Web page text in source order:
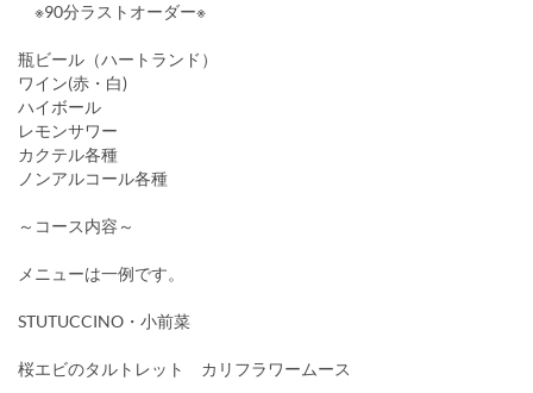
※90分ラストオーダー※
瓶ビール（ハートランド）
ワイン(赤・白)
ハイボール
レモンサワー
カクテル各種
ノンアルコール各種
～コース内容～
メニューは一例です。
STUTUCCINO・小前菜
桜エビのタルトレット カリフラワームース